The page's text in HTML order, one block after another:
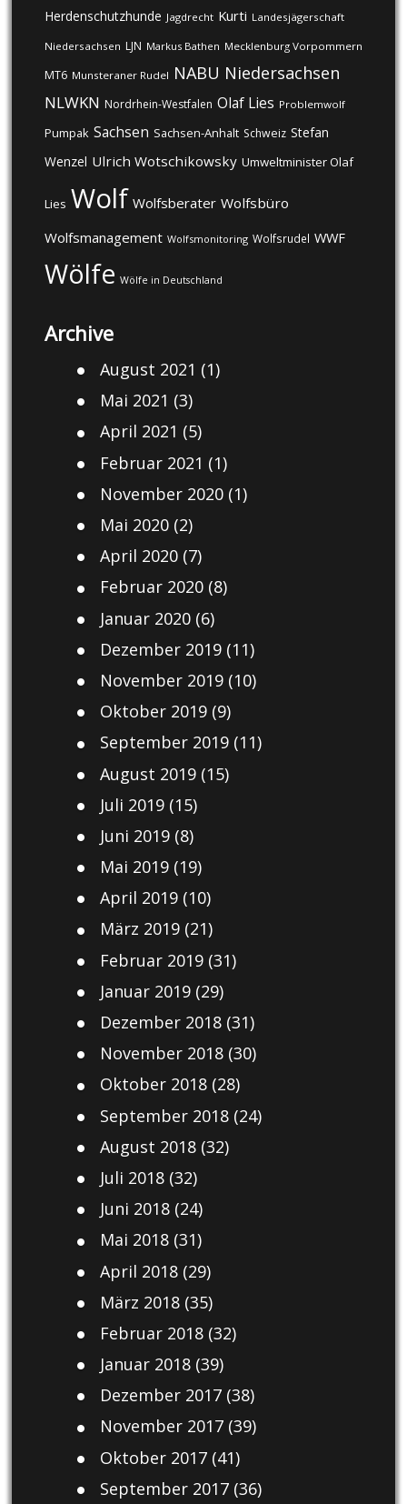
Herdenschutzhunde Jagdrecht Kurti Landesjägerschaft
Niedersachsen LJN Markus Bathen Mecklenburg Vorpommern
MT6 Munsteraner Rudel NABU Niedersachsen
NLWKN Nordrhein-Westfalen Olaf Lies Problemwolf
Pumpak Sachsen Sachsen-Anhalt Schweiz Stefan
Wenzel Ulrich Wotschikowsky Umweltminister Olaf
Lies Wolf Wolfsberater Wolfsbüro
Wolfsmanagement Wolfsmonitoring Wolfsrudel WWF
Wölfe Wölfe in Deutschland
Archive
August 2021 (1)
Mai 2021 (3)
April 2021 (5)
Februar 2021 (1)
November 2020(1)
Mai 2020(2)
April 2020(7)
Februar 2020(8)
Januar 2020(6)
Dezember 2019(11)
November 2019(10)
Oktober 2019(9)
September 2019(11)
August 2019(15)
Juli 2019(15)
Juni 2019(8)
Mai 2019(19)
April 2019(10)
März 2019(21)
Februar 2019(31)
Januar 2019(29)
Dezember 2018(31)
November 2018(30)
Oktober 2018(28)
September 2018(24)
August 2018(32)
Juli 2018(32)
Juni 2018(24)
Mai 2018(31)
April 2018(29)
März 2018(35)
Februar 2018(32)
Januar 2018(39)
Dezember 2017(38)
November 2017(39)
Oktober 2017(41)
September 2017(36)